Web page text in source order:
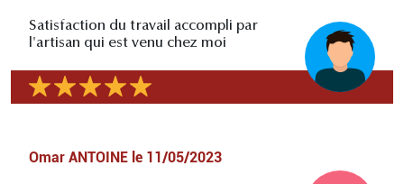
Satisfaction du travail accompli par
l'artisan qui est venu chez moi
Omar ANTOINE le 11/05/2023